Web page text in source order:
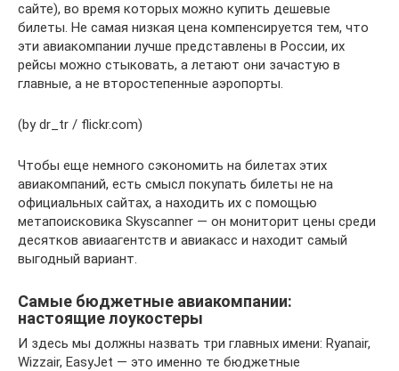
сайте), во время которых можно купить дешевые
билеты. Не самая низкая цена компенсируется тем, что
эти авиакомпании лучше представлены в России, их
рейсы можно стыковать, а летают они зачастую в
главные, а не второстепенные аэропорты.
(by dr_tr / flickr.com)
Чтобы еще немного сэкономить на билетах этих
авиакомпаний, есть смысл покупать билеты не на
официальных сайтах, а находить их с помощью
метапоисковика Skyscanner — он мониторит цены среди
десятков авиаагентств и авиакасс и находит самый
выгодный вариант.
Самые бюджетные авиакомпании:
настоящие лоукостеры
И здесь мы должны назвать три главных имени: Ryanair,
Wizzair, EasyJet — это именно те бюджетные